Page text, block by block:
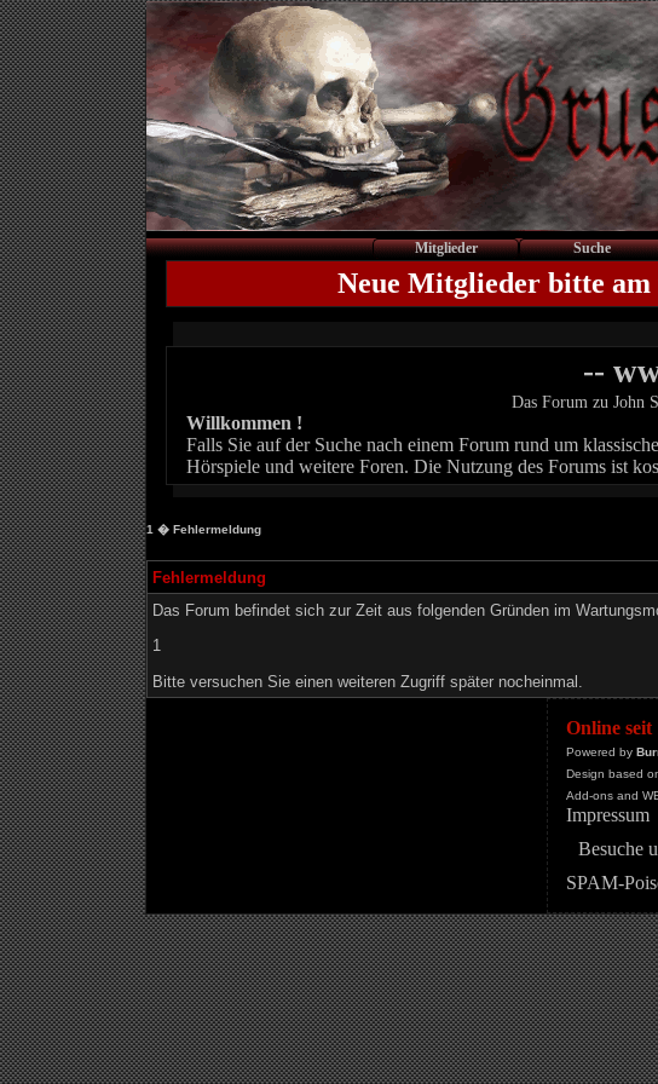
Mitglieder Suche
Neue Mitglieder bitte am
--
Das Forum zu John
Willkommen !
Falls Sie auf der Suche nach einem Forum rund um
Hörspiele und weitere Foren. Die Nutzung des Forums ist
1 � Fehlermeldung
Fehlermeldung
Das Forum befindet sich zur Zeit aus folgenden Gründen im
1
Bitte versuchen Sie einen weiteren Zugriff später nocheinmal.
Online seit
Powered by
Design based
Add-ons and
Impressum
Besuche
SPAM-